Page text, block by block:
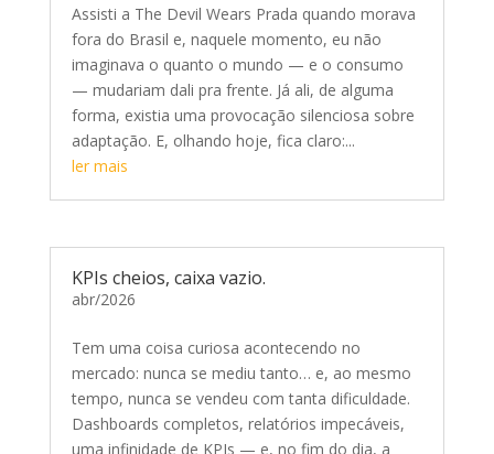
Assisti a The Devil Wears Prada quando morava
fora do Brasil e, naquele momento, eu não
imaginava o quanto o mundo — e o consumo
— mudariam dali pra frente. Já ali, de alguma
forma, existia uma provocação silenciosa sobre
adaptação. E, olhando hoje, fica claro:...
ler mais
KPIs cheios, caixa vazio.
abr/2026
Tem uma coisa curiosa acontecendo no
mercado: nunca se mediu tanto… e, ao mesmo
tempo, nunca se vendeu com tanta dificuldade.
Dashboards completos, relatórios impecáveis,
uma infinidade de KPIs — e, no fim do dia, a